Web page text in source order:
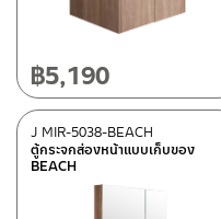
มีสต็อกปกติ
฿5,190
ตู้กระจกส่องหน้าแบบเก็บของ
BEACH
J MIR-5038-BEACH